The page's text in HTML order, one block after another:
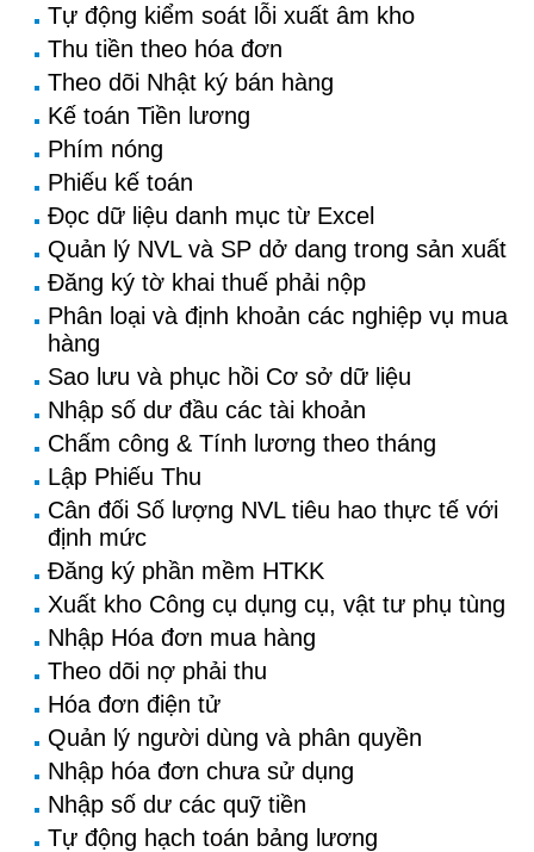
Tự động kiểm soát lỗi xuất âm kho
Thu tiền theo hóa đơn
Theo dõi Nhật ký bán hàng
Kế toán Tiền lương
Phím nóng
Phiếu kế toán
Đọc dữ liệu danh mục từ Excel
Quản lý NVL và SP dở dang trong sản xuất
Đăng ký tờ khai thuế phải nộp
Phân loại và định khoản các nghiệp vụ mua
hàng
Sao lưu và phục hồi Cơ sở dữ liệu
Nhập số dư đầu các tài khoản
Chấm công & Tính lương theo tháng
Lập Phiếu Thu
Cân đối Số lượng NVL tiêu hao thực tế với
định mức
Đăng ký phần mềm HTKK
Xuất kho Công cụ dụng cụ, vật tư phụ tùng
Nhập Hóa đơn mua hàng
Theo dõi nợ phải thu
Hóa đơn điện tử
Quản lý người dùng và phân quyền
Nhập hóa đơn chưa sử dụng
Nhập số dư các quỹ tiền
Tự động hạch toán bảng lương